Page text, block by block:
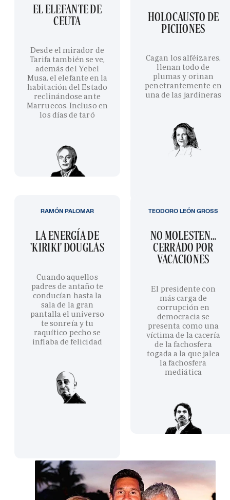
EL ELEFANTE DE
CEUTA
Desde el mirador de
Tarifa también se ve,
además del Yebel
Musa, el elefante en la
habitación del Estado
reclinándose ante
Marruecos. Incluso en
los días de taró
HOLOCAUSTO DE
PICHONES
Cagan los alféizares,
llenan todo de
plumas y orinan
penetrantemente en
una de las jardineras
LA ENERGÍA DE
'KIRIKI' DOUGLAS
Cuando aquellos
padres de antaño te
conducían hasta la
sala de la gran
pantalla el universo
te sonreía y tu
raquítico pecho se
inflaba de felicidad
RAMÓN PALOMAR
NO MOLESTEN…
CERRADO POR
VACACIONES
El presidente con
más carga de
corrupción en
democracia se
presenta como una
víctima de la cacería
de la fachosfera
togada a la que jalea
la fachosfera
mediática
TEODORO LEÓN GROSS